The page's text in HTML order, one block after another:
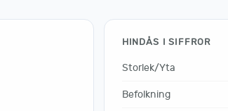
HINDÅS I SIFFROR
Storlek/Yta
Befolkning